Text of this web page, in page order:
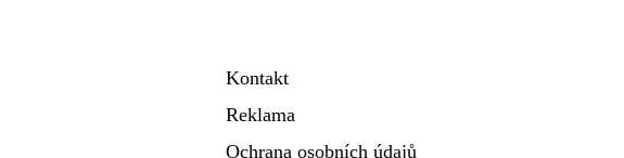
Kontakt
Reklama
Ochrana osobních údajů